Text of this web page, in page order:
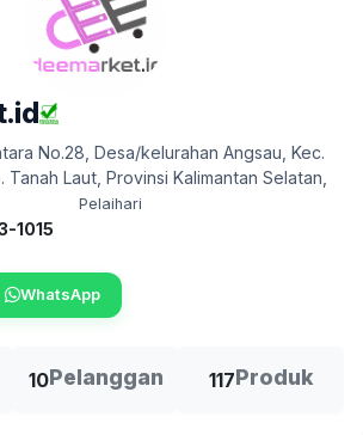
No.28, Desa/kelurahan Angsau, Kec.
Tanah Laut, Provinsi Kalimantan Selatan
Pelaihari
1015
WhatsApp
10Pelanggan 117Produk